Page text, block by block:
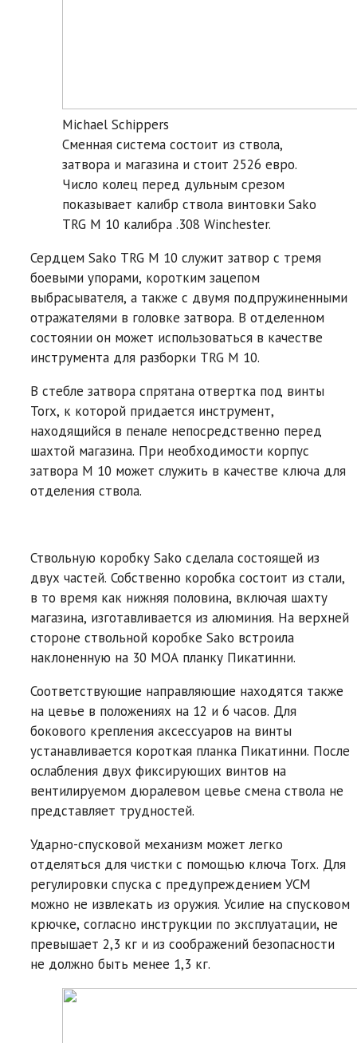
Michael Schippers
Сменная система состоит из ствола,
затвора и магазина и стоит 2526 евро.
Число колец перед дульным срезом
показывает калибр ствола винтовки Sako
TRG M 10 калибра .308 Winchester.
Сердцем Sako TRG M 10 служит затвор с тремя
боевыми упорами, коротким зацепом
выбрасывателя, а также с двумя подпружиненными
отражателями в головке затвора. В отделенном
состоянии он может использоваться в качестве
инструмента для разборки TRG M 10.
В стебле затвора спрятана отвертка под винты
Torx, к которой придается инструмент,
находящийся в пенале непосредственно перед
шахтой магазина. При необходимости корпус
затвора M 10 может служить в качестве ключа для
отделения ствола.
Ствольную коробку Sako сделала состоящей из
двух частей. Собственно коробка состоит из стали,
в то время как нижняя половина, включая шахту
магазина, изготавливается из алюминия. На верхней
стороне ствольной коробке Sako встроила
наклоненную на 30 MOA планку Пикатинни.
Соответствующие направляющие находятся также
на цевье в положениях на 12 и 6 часов. Для
бокового крепления аксессуаров на винты
устанавливается короткая планка Пикатинни. После
ослабления двух фиксирующих винтов на
вентилируемом дюралевом цевье смена ствола не
представляет трудностей.
Ударно-спусковой механизм может легко
отделяться для чистки с помощью ключа Torx. Для
регулировки спуска с предупреждением УСМ
можно не извлекать из оружия. Усилие на спусковом
крючке, согласно инструкции по эксплуатации, не
превышает 2,3 кг и из соображений безопасности
не должно быть менее 1,3 кг.